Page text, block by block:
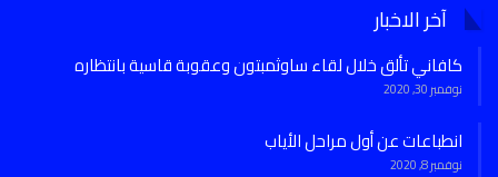
آخر الاخبار
كافاني تألق خلال لقاء ساوثمبتون وعقوبة قاسية بانتظاره
نوفمبر 30, 2020
انطباعات عن أول مراحل الأياب
نوفمبر 8, 2020